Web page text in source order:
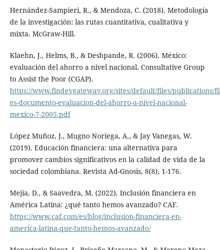
Hernández-Sampieri, R., & Mendoza, C. (2018). Metodología
de la investigación: las rutas cuantitativa, cualitativa y
mixta. McGraw-Hill.
Klaehn, J., Helms, B., & Deshpande, R. (2006). México:
evaluación del ahorro a nivel nacional. Consultative Group
to Assist the Poor (CGAP).
https://www.findevgateway.org/sites/default/files/publications/
es-documento-evaluacion-del-ahorro-a-nivel-nacional-
mexico-7-2005.pdf
López Muñoz, J., Mugno Noriega, A., & Jay Vanegas, W.
(2019). Educación financiera: una alternativa para
promover cambios significativos en la calidad de vida de la
sociedad colombiana. Revista Ad-Gnosis, 8(8), 1-176.
Mejía, D., & Saavedra, M. (2022). Inclusión financiera en
América Latina: ¿qué tanto hemos avanzado? CAF.
https://www.caf.com/es/blog/inclusion-financiera-en-
america-latina-que-tanto-hemos-avanzado/